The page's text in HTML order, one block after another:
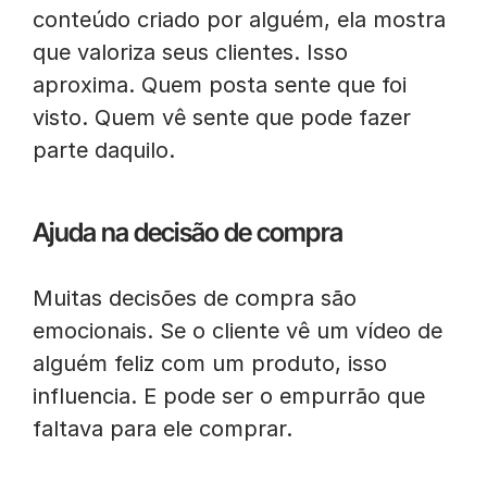
conteúdo criado por alguém, ela mostra
que valoriza seus clientes. Isso
aproxima. Quem posta sente que foi
visto. Quem vê sente que pode fazer
parte daquilo.
Ajuda na decisão de compra
Muitas decisões de compra são
emocionais. Se o cliente vê um vídeo de
alguém feliz com um produto, isso
influencia. E pode ser o empurrão que
faltava para ele comprar.